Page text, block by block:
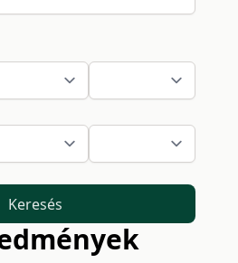
Keresés